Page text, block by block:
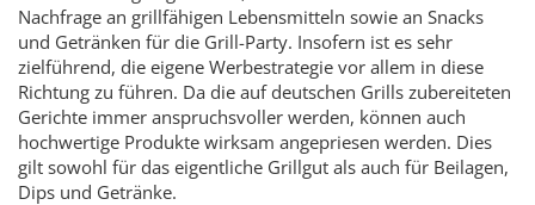
Nachfrage an grillfähigen Lebensmitteln sowie an Snacks
und Getränken für die Grill-Party. Insofern ist es sehr
zielführend, die eigene Werbestrategie vor allem in diese
Richtung zu führen. Da die auf deutschen Grills zubereiteten
Gerichte immer anspruchsvoller werden, können auch
hochwertige Produkte wirksam angepriesen werden. Dies
gilt sowohl für das eigentliche Grillgut als auch für Beilagen,
Dips und Getränke.